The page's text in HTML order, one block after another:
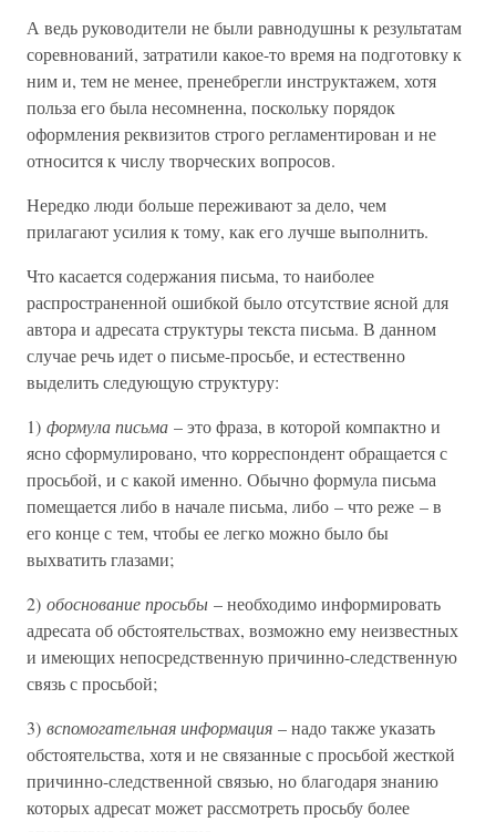
А ведь руководители не были равнодушны к результатам
соревнований, затратили какое-то время на подготовку к
ним и, тем не менее, пренебрегли инструктажем, хотя
польза его была несомненна, поскольку порядок
оформления реквизитов строго регламентирован и не
относится к числу творческих вопросов.
Нередко люди больше переживают за дело, чем
прилагают усилия к тому, как его лучше выполнить.
Что касается содержания письма, то наиболее
распространенной ошибкой было отсутствие ясной для
автора и адресата структуры текста письма. В данном
случае речь идет о письме-просьбе, и естественно
выделить следующую структуру:
1) формула письма – это фраза, в которой компактно и
ясно сформулировано, что корреспондент обращается с
просьбой, и с какой именно. Обычно формула письма
помещается либо в начале письма, либо – что реже – в
его конце с тем, чтобы ее легко можно было бы
выхватить глазами;
2) обоснование просьбы – необходимо информировать
адресата об обстоятельствах, возможно ему неизвестных
и имеющих непосредственную причинно-следственную
связь с просьбой;
3) вспомогательная информация – надо также указать
обстоятельства, хотя и не связанные с просьбой жесткой
причинно-следственной связью, но благодаря знанию
которых адресат может рассмотреть просьбу более